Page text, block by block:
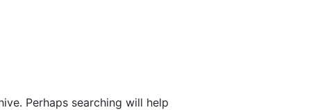
Perhaps searching will help